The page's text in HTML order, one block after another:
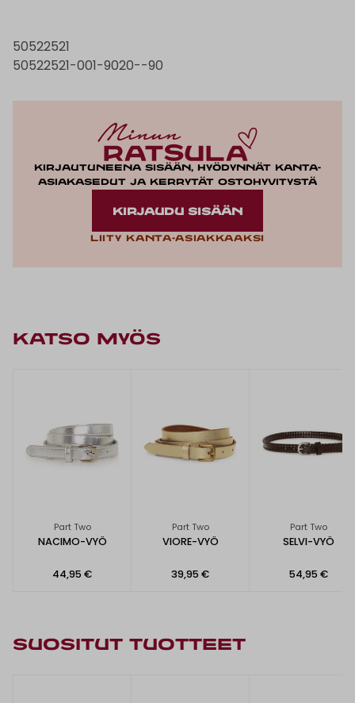
50522521
50522521-001-9020--90
Kirjautuneena sisään, hyödynnät kanta-
asiakasedut ja kerrytät ostohyvitystä
KIRJAUDU SISÄÄN
Liity kanta-asiakkaaksi
KATSO MYÖS
Part Two
NACIMO-VYÖ
44,95 €
Part Two
VIORE-VYÖ
39,95 €
Part Two
SELVI-VYÖ
54,95 €
SUOSITUT TUOTTEET